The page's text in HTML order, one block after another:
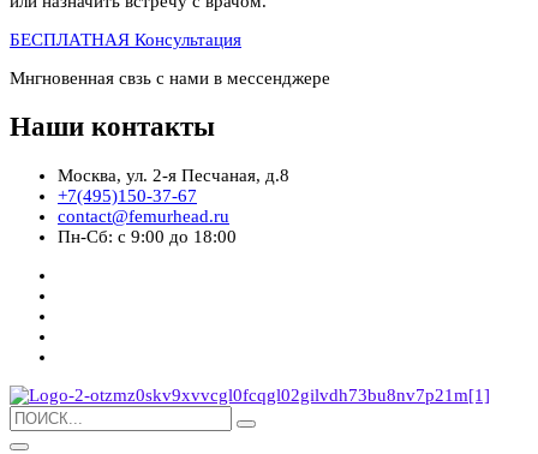
БЕСПЛАТНАЯ Консультация
Мнгновенная свзь с нами в мессенджере
Наши контакты
Москва, ул. 2-я Песчаная, д.8
+7(495)150-37-67
contact@femurhead.ru
Пн-Сб: с 9:00 до 18:00